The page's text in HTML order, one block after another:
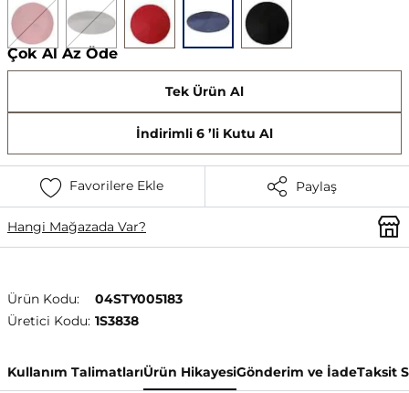
Çok Al Az Öde
Tek Ürün Al
İndirimli 6 ’li Kutu Al
Favorilere Ekle Paylaş
Hangi Mağazada Var?
Ürün Kodu:
04STY005183
Üretici Kodu: 1S3838
Kullanım TalimatlarıÜrün HikayesiGönderim ve İadeTaksit